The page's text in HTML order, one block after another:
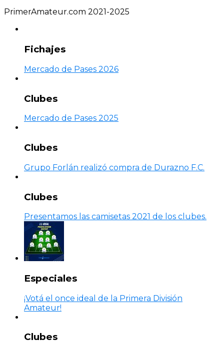
PrimerAmateur.com 2021-2025
Fichajes
Mercado de Pases 2026
Clubes
Mercado de Pases 2025
Clubes
Grupo Forlán realizó compra de Durazno F.C.
Clubes
Presentamos las camisetas 2021 de los clubes.
Especiales
¡Votá el once ideal de la Primera División
Amateur!
Clubes